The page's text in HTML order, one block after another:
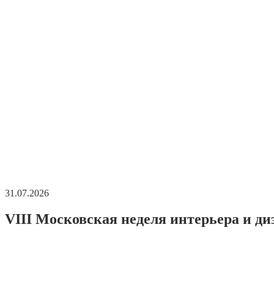
31.07.2026
VIII Московская неделя интерьера и